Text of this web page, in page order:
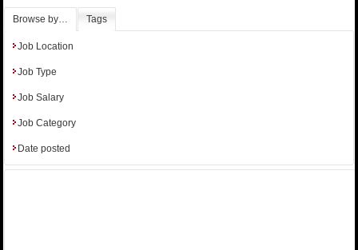
Browse by… Tags
Job Location
Job Type
Job Salary
Job Category
Date posted